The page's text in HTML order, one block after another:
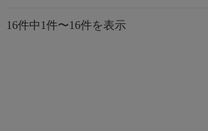
16件中1件〜16件を表示